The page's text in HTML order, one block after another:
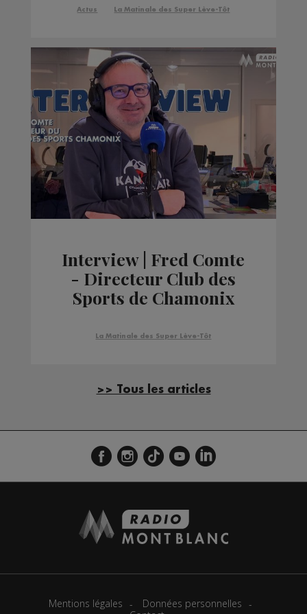
Actus La Matinale des Super Lève-Tôt
Interview | Fred Comte
- Directeur Club des
Sports de Chamonix
La Matinale des Super Lève-Tôt
>> Tous les articles
Mentions légales
Données personnelles